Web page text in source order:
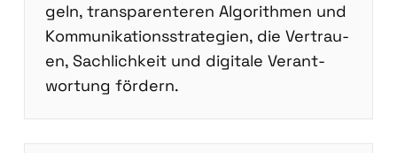
geln, trans­pa­ren­te­ren Algo­rith­men und
Kom­mu­ni­ka­ti­ons­stra­te­gien, die Ver­trau­
en, Sach­lich­keit und digi­ta­le Ver­ant­
wor­tung för­dern.